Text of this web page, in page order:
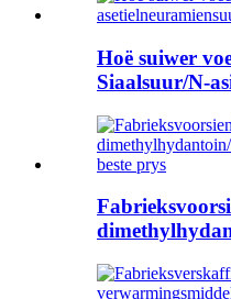
Hoë suiwer
Siaalsuur/N-